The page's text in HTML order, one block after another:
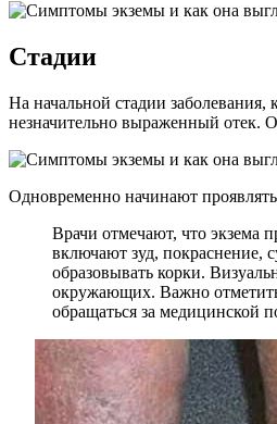
Стадии
На начальной стадии
незначительно выраженный отек.
Одновременно начинают
Врачи отмечают, что экзема
включают зуд, покраснение,
образовывать корки.
окружающих. Важно
обращаться за медицинской